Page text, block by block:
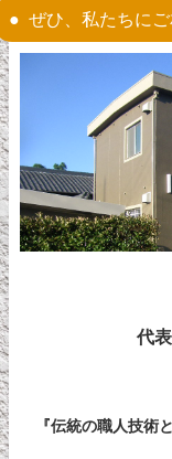
ぜひ、私たちに
代
『伝統の職人技術